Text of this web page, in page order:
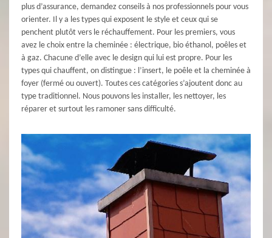
plus d’assurance, demandez conseils à nos professionnels pour vous
orienter. Il y a les types qui exposent le style et ceux qui se
penchent plutôt vers le réchauffement. Pour les premiers, vous
avez le choix entre la cheminée : électrique, bio éthanol, poêles et
à gaz. Chacune d’elle avec le design qui lui est propre. Pour les
types qui chauffent, on distingue : l’insert, le poêle et la cheminée à
foyer (fermé ou ouvert). Toutes ces catégories s’ajoutent donc au
type traditionnel. Nous pouvons les installer, les nettoyer, les
réparer et surtout les ramoner sans difficulté.